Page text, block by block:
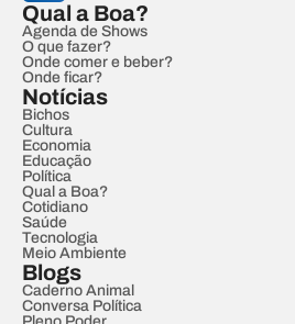
Qual a Boa?
Agenda de Shows
O que fazer?
Onde comer e beber?
Onde ficar?
Notícias
Bichos
Cultura
Economia
Educação
Política
Qual a Boa?
Cotidiano
Saúde
Tecnologia
Meio Ambiente
Blogs
Caderno Animal
Conversa Política